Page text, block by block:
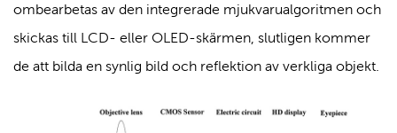
ombearbetas av den integrerade mjukvarualgoritmen och
skickas till LCD- eller OLED-skärmen, slutligen kommer
de att bilda en synlig bild och reflektion av verkliga objekt.